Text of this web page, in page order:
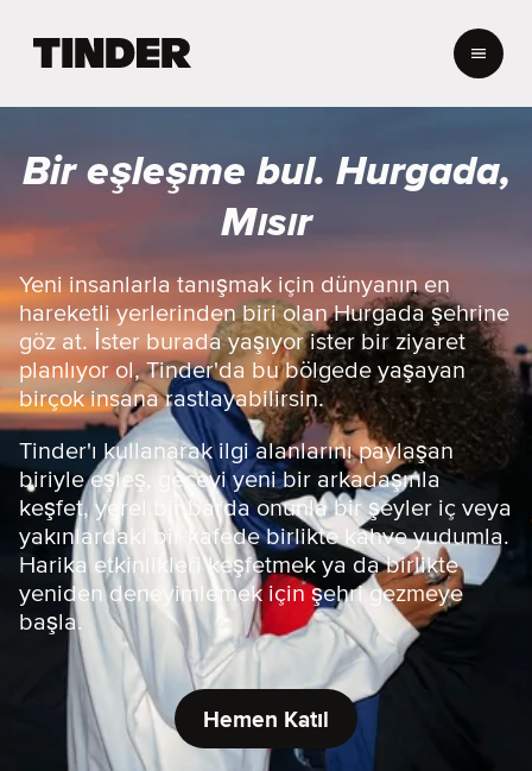
r
S
a
y
f
a
Bir eşleşme bul. Hurgada,
Mısır
Yeni insanlarla tanışmak için dünyanın en
hareketli yerlerinden biri olan Hurgada şehrine
göz at. İster burada yaşıyor ister bir ziyaret
planlıyor ol, Tinder'da bu bölgede yaşayan
birçok insana rastlayabilirsin.
Tinder'ı kullanarak ilgi alanlarını paylaşan
biriyle eşleş, geceyi yeni bir arkadaşınla
keşfet, yerel bir barda onunla bir şeyler iç veya
yakınlardaki bir kafede birlikte kahve yudumla.
Harika etkinlikleri keşfetmek ya da birlikte
yeniden deneyimlemek için şehri gezmeye
başla.
Hemen Katıl